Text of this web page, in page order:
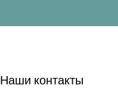
Наши контакты